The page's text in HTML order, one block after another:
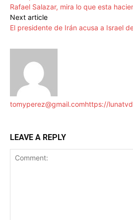
Rafael Salazar, mira lo que esta
Next article
El presidente de Irán acusa a Israel
tomyperez@gmail.comhttps://
LEAVE A REPLY